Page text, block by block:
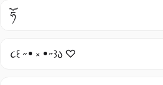
ཧོ
૮꒰ ˶• ༝ •˶꒱ა ♡